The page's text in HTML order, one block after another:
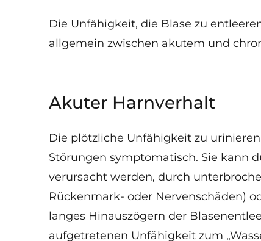
Die Unfähigkeit, die Blase zu
allgemein zwischen akutem und
Akuter Harnverhalt
Die plötzliche Unfähigkeit zu
Störungen symptomatisch. Sie kann
verursacht werden, durch
Rückenmark- oder Nervenschäden)
langes Hinauszögern der
aufgetretenen Unfähigkeit zum